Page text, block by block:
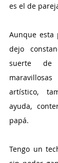
es el de
Aunque esta
dejo
suerte de
artístico,
ayuda,
papá.
Tengo un